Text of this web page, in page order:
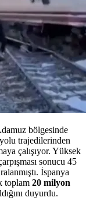
bölgesinde
trajedilerinden
çalışıyor. Yüksek
sonucu 45
İspanya
toplam 20 milyon
duyurdu.